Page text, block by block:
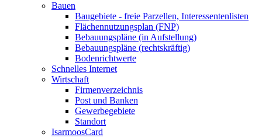
Bauen
Baugebiete - freie Parzellen, Interessentenlisten
Flächennutzungsplan (FNP)
Bebauungspläne (in Aufstellung)
Bebauungspläne (rechtskräftig)
Bodenrichtwerte
Schnelles Internet
Wirtschaft
Firmenverzeichnis
Post und Banken
Gewerbegebiete
Standort
IsarmoosCard